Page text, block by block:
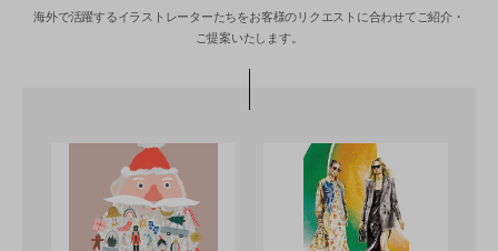
海外で活躍するイラストレーターたちをお客様のリクエストに合わせてご紹介・
ご提案いたします。